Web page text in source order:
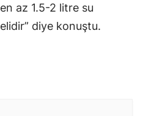
az 1.5-2 litre su
diye konuştu.